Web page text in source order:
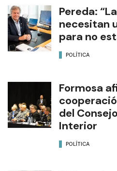
Pereda:
necesitan
para no
POLÍTICA
Formosa
del
Interior
POLÍTICA